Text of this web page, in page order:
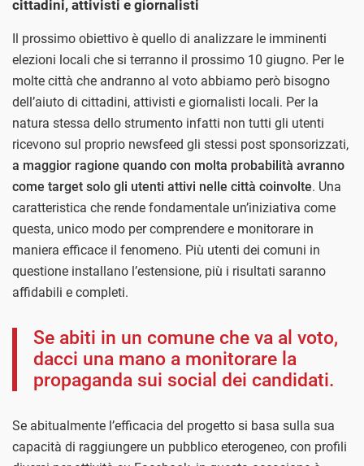
cittadini, attivisti e giornalisti
Il prossimo obiettivo è quello di analizzare le imminenti
elezioni locali che si terranno il prossimo 10 giugno. Per le
molte città che andranno al voto abbiamo però bisogno
dell’aiuto di cittadini, attivisti e giornalisti locali. Per la
natura stessa dello strumento infatti non tutti gli utenti
ricevono sul proprio newsfeed gli stessi post sponsorizzati,
a maggior ragione quando con molta probabilità avranno
come target solo gli utenti attivi nelle città coinvolte. Una
caratteristica che rende fondamentale un’iniziativa come
questa, unico modo per comprendere e monitorare in
maniera efficace il fenomeno. Più utenti dei comuni in
questione installano l’estensione, più i risultati saranno
affidabili e completi.
Se abiti in un comune che va al voto,
dacci una mano a monitorare la
propaganda sui social dei candidati.
Se abitualmente l’efficacia del progetto si basa sulla sua
capacità di raggiungere un pubblico eterogeneo, con profili